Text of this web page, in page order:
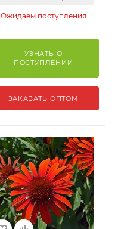
Ожидаем поступления
УЗНАТЬ О
ПОСТУПЛЕНИИ
ЗАКАЗАТЬ ОПТОМ